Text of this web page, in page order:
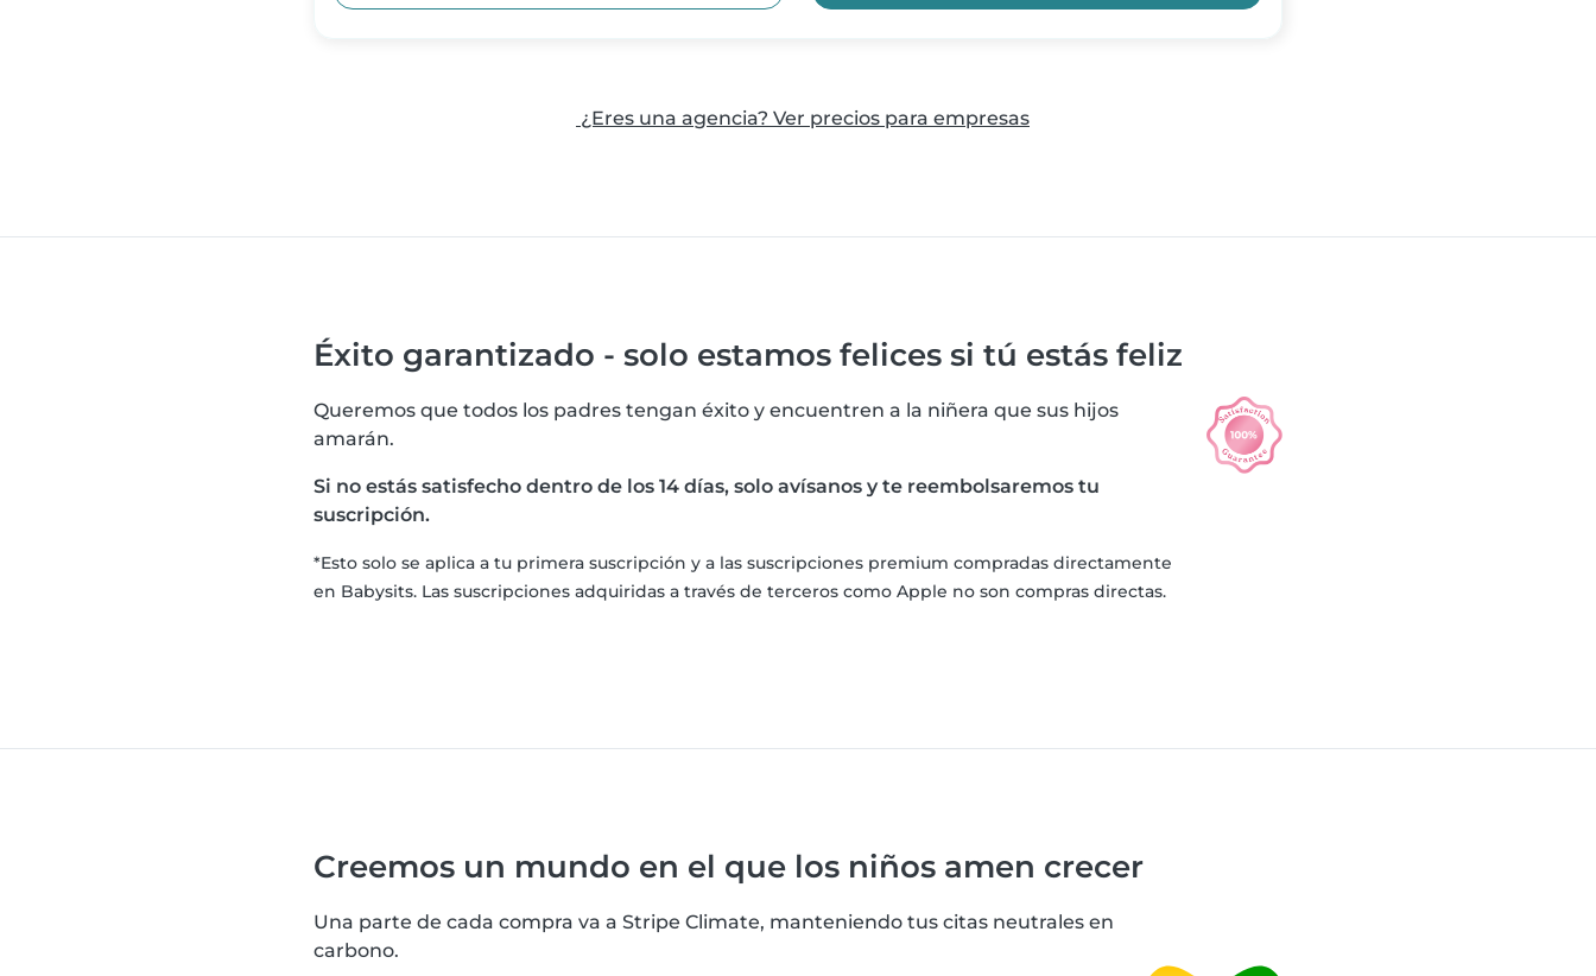
¿Eres una agencia? Ver precios para empresas
Éxito garantizado - solo estamos felices si tú estás feliz
Queremos que todos los padres tengan éxito y encuentren a la niñera que sus hijos
amarán.
Si no estás satisfecho dentro de los 14 días, solo avísanos y te reembolsaremos tu
suscripción.
*Esto solo se aplica a tu primera suscripción y a las suscripciones premium compradas directamente
en Babysits. Las suscripciones adquiridas a través de terceros como Apple no son compras directas.
Creemos un mundo en el que los niños amen crecer
Una parte de cada compra va a Stripe Climate, manteniendo tus citas neutrales en
carbono.